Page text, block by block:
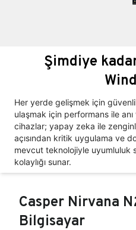
Şimdiye
Her yerde gelişmek için
ulaşmak için performans ile
cihazlar; yapay zeka ile
açısından kritik uygulama ve
mevcut teknolojiyle uyumluluk
kolaylığı sunar.
Casper Nirvana
Bilgisayar